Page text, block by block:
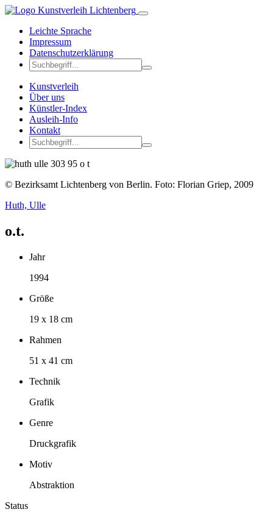
Leichte Sprache
Impressum
Datenschutzerklärung
Kunstverleih
Über uns
Künstler-Index
Ausleih-Info
Kontakt
© Bezirksamt Lichtenberg von Berlin. Foto: Florian Griep, 2009
Huth, Ulle
o.t.
Jahr
1994
Größe
19 x 18 cm
Rahmen
51 x 41 cm
Technik
Grafik
Genre
Druckgrafik
Motiv
Abstraktion
Status